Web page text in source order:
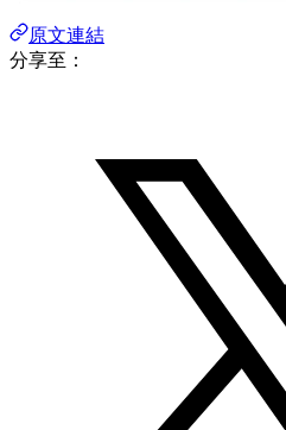
原文連結
分享至：